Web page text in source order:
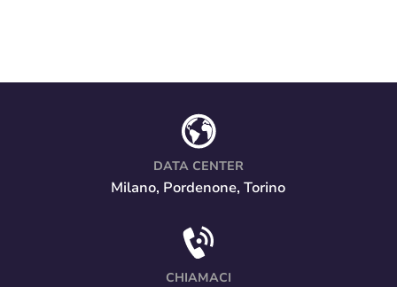
DATA CENTER
Milano, Pordenone, Torino
CHIAMACI